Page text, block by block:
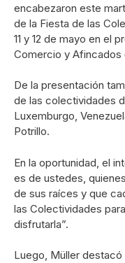
encabezaron este
de la Fiesta de las
11 y 12 de mayo en el
Comercio y Afincados
De la presentación
de las colectividades
Luxemburgo,
Potrillo.
En la oportunidad, el
es de ustedes,
de sus raíces y que
las Colectividades
disfrutarla”.
Luego, Müller